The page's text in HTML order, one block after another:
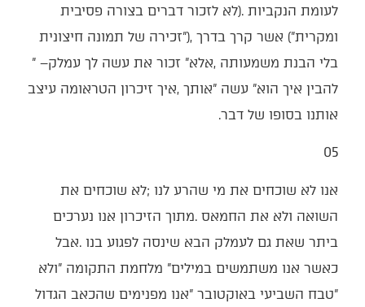
‬לעומת‭ ‬הנקביות‭). ‬לא‭ ‬לזכור‭ ‬דברים‭ ‬בצורה‭ ‬פסיבית‭
‬ומקרית‭ (‬‮"‬אשר‭ ‬קרך‭ ‬בדרך‮"‬‭), ‬זכירה‭ ‬של‭ ‬תמונה‭ ‬חיצונית‭
‬בלי‭ ‬הבנת‭ ‬משמעותה‭, ‬אלא‭ ‬‮"‬זכור‭ ‬את‭ ‬עשה‭ ‬לך‭ ‬עמלק‮"‬‭ –
‬להבין‭ ‬איך‭ ‬הוא‭ ‬‮"‬עשה‮"‬‭ ‬אותך‭, ‬איך‭ ‬זיכרון‭ ‬הטראומה‭ ‬עיצב‭
‬אותנו‭ ‬בסופו‭ ‬של‭ ‬דבר‭.‬
05‭ ‬
אנו‭ ‬לא‭ ‬שוכחים‭ ‬את‭ ‬מי‭ ‬שהרע‭ ‬לנו‭; ‬לא‭ ‬שוכחים‭ ‬את‭
‬השואה‭ ‬ולא‭ ‬את‭ ‬החמאס‭. ‬מתוך‭ ‬הזיכרון‭ ‬אנו‭ ‬נערכים‭
‬ביתר‭ ‬שאת‭ ‬גם‭ ‬לעמלק‭ ‬הבא‭ ‬שינסה‭ ‬לפגוע‭ ‬בנו‭. ‬אבל‭
‬‮"‬טבח‭ ‬השביעי‭ ‬באוקטובר‮"‬‭ ‬אנו‭ ‬מפנימים‭ ‬שהכאב‭ ‬הגדול‭